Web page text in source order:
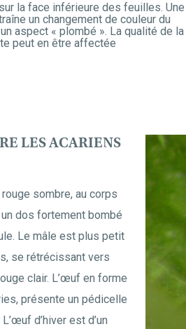
la face inférieure des feuilles. Une
un changement de couleur du
aspect « plombé ». La qualité de la
peut en être affectée
LES ACARIENS
sombre, au corps
dos fortement bombé
Le mâle est plus petit
se rétrécissant vers
clair. L’œuf en forme
présente un pédicelle
d’hiver est d’un